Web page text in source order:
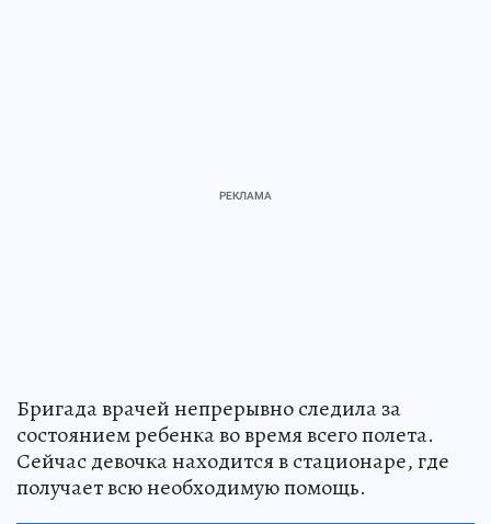
Бригада врачей непрерывно следила за
состоянием ребенка во время всего полета.
Сейчас девочка находится в стационаре, где
получает всю необходимую помощь.